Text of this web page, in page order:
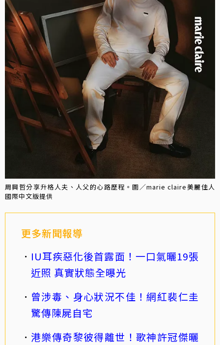
周興哲分享升格人夫、人父的心路歷程。圖／marie claire美麗佳人
國際中文版提供
更多新聞報導
IU耳疾惡化後首露面！一口氣曬19張
近照 真實狀態全曝光
曾涉毒、身心狀況不佳！網紅裴仁圭
驚傳陳屍自宅
港樂傳奇黎彼得離世！歌神許冠傑曬